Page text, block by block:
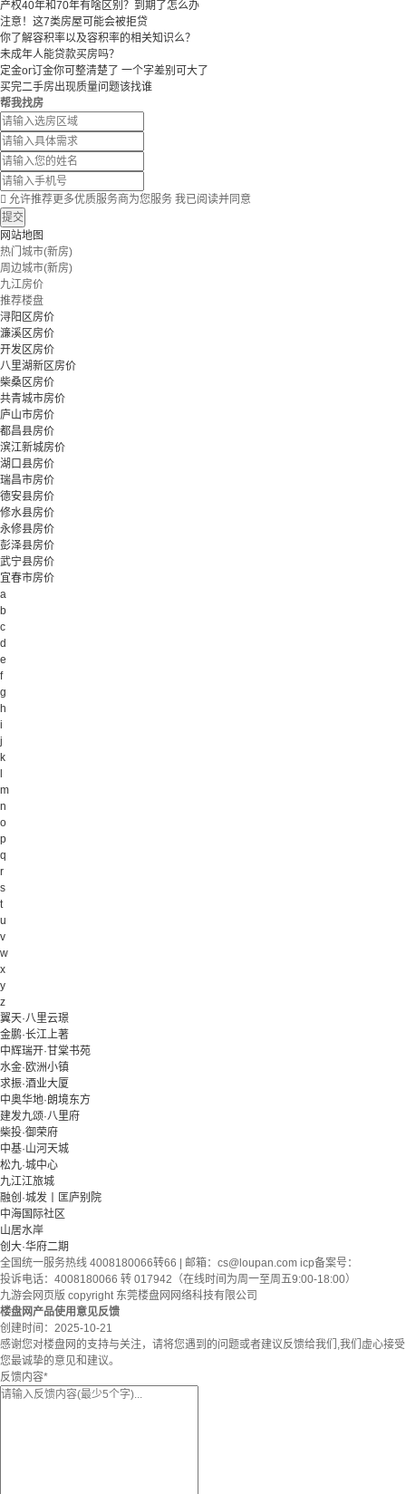
产权40年和70年有啥区别？到期了怎么办
注意！这7类房屋可能会被拒贷
你了解容积率以及容积率的相关知识么？
未成年人能贷款买房吗？
定金or订金你可整清楚了 一个字差别可大了
买完二手房出现质量问题该找谁
帮我找房
 允许推荐更多优质服务商为您服务 我已阅读并同意
提交
网站地图
热门城市(新房)
周边城市(新房)
九江房价
推荐楼盘
浔阳区房价
濂溪区房价
开发区房价
八里湖新区房价
柴桑区房价
共青城市房价
庐山市房价
都昌县房价
滨江新城房价
湖口县房价
瑞昌市房价
德安县房价
修水县房价
永修县房价
彭泽县房价
武宁县房价
宜春市房价
a
b
c
d
e
f
g
h
i
j
k
m
n
o
p
q
r
s
t
u
v
w
x
y
z
翼天·八里云璟
金鹏·长江上著
中辉瑞开·甘棠书苑
水金·欧洲小镇
求振·酒业大厦
中奥华地·朗境东方
建发九颂·八里府
柴投·御荣府
中基·山河天城
松九·城中心
九江江旅城
融创·城发丨匡庐别院
中海国际社区
山居水岸
创大·华府二期
全国统一服务热线 4008180066转66 | 邮箱： cs@loupan.com icp备案号：
投诉电话：4008180066 转 017942（在线时间为周一至周五9:00-18:00）
九游会网页版 copyright 东莞楼盘网网络科技有限公司
楼盘网产品使用意见反馈
创建时间： 2025-10-21
感谢您对楼盘网的支持与关注，请将您遇到的问题或者建议反馈给我们,我们虚心接受
您最诚挚的意见和建议。
反馈内容*